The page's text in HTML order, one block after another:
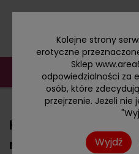
Kolejne strony
erotyczne
Sklep
odpowiedzialności za
osób, które
przejrzenie. Jeżeli nie
Wyjdź
Klasyczna solidna
rękojeścią